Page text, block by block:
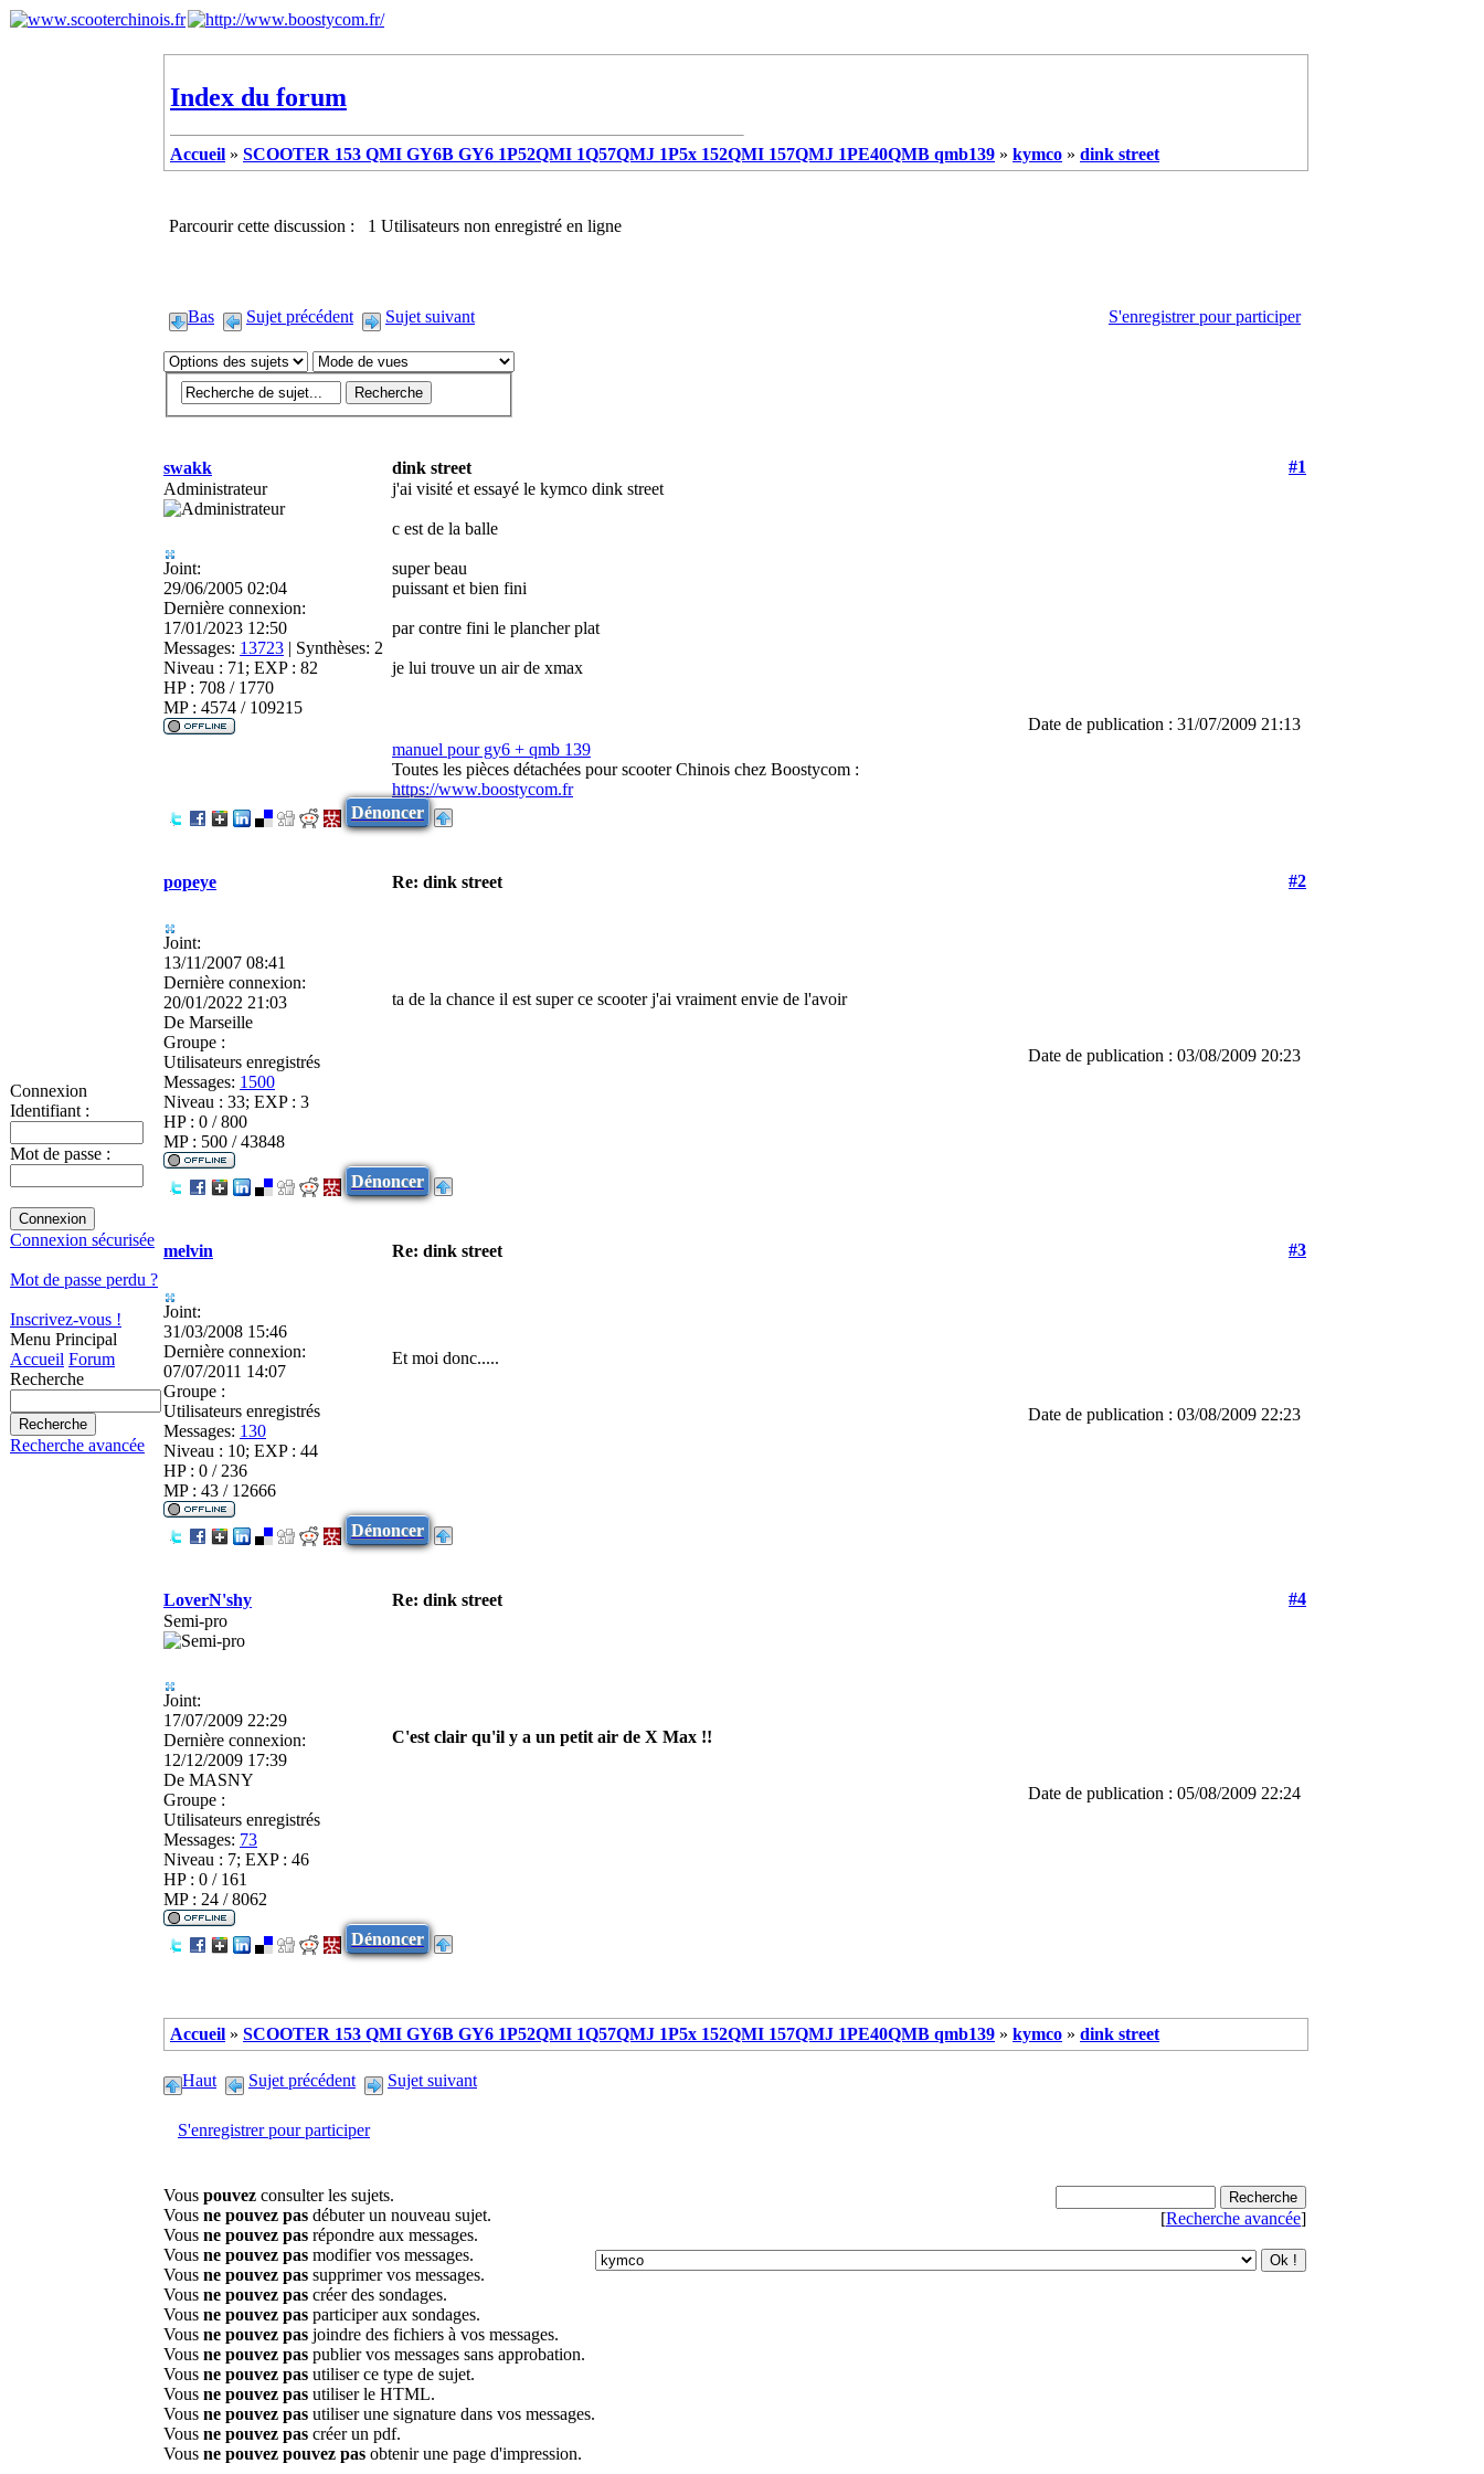
Connexion
Identifiant :
Mot de passe :
Connexion sécurisée
Mot de passe perdu ?
Inscrivez-vous !
Menu Principal
Accueil Forum
Recherche
Recherche avancée
Index du forum
Accueil » SCOOTER 153 QMI GY6B GY6 1P52QMI 1Q57QMJ 1P5x 152QMI 157QMJ 1PE40QMB qmb139 » kymco » dink street
Parcourir cette discussion : 1 Utilisateurs non enregistré en ligne
Bas Sujet précédent Sujet suivant S'enregistrer pour participer
swakk dink street
#1
Administrateur
Joint:
29/06/2005 02:04
Dernière connexion:
17/01/2023 12:50
Messages: 13723 | Synthèses: 2
Niveau : 71; EXP : 82
HP : 708 / 1770
MP : 4574 / 109215
j'ai visité et essayé le kymco dink street
c est de la balle
super beau
puissant et bien fini
par contre fini le plancher plat
je lui trouve un air de xmax
Date de publication : 31/07/2009 21:13
manuel pour gy6 + qmb 139
Toutes les pièces détachées pour scooter Chinois chez Boostycom :
https://www.boostycom.fr
Dénoncer
popeye Re: dink street #2
Joint:
13/11/2007 08:41
Dernière connexion:
20/01/2022 21:03
De Marseille
Groupe :
Utilisateurs enregistrés
Messages: 1500
Niveau : 33; EXP : 3
HP : 0 / 800
MP : 500 / 43848
ta de la chance il est super ce scooter j'ai vraiment envie de l'avoir
Date de publication : 03/08/2009 20:23
Dénoncer
melvin Re: dink street #3
Joint:
31/03/2008 15:46
Dernière connexion:
07/07/2011 14:07
Groupe :
Utilisateurs enregistrés
Messages: 130
Niveau : 10; EXP : 44
HP : 0 / 236
MP : 43 / 12666
Et moi donc.....
Date de publication : 03/08/2009 22:23
Dénoncer
LoverN'shy Re: dink street
#4
Semi-pro
Joint:
17/07/2009 22:29
Dernière connexion:
12/12/2009 17:39
De MASNY
Groupe :
Utilisateurs enregistrés
Messages: 73
Niveau : 7; EXP : 46
HP : 0 / 161
MP : 24 / 8062
C'est clair qu'il y a un petit air de X Max !!
Date de publication : 05/08/2009 22:24
Dénoncer
Accueil » SCOOTER 153 QMI GY6B GY6 1P52QMI 1Q57QMJ 1P5x 152QMI 157QMJ 1PE40QMB qmb139 » kymco » dink street
Haut Sujet précédent Sujet suivant
S'enregistrer pour participer
Vous pouvez consulter les sujets.
Vous ne pouvez pas débuter un nouveau sujet.
Vous ne pouvez pas répondre aux messages.
Vous ne pouvez pas modifier vos messages.
Vous ne pouvez pas supprimer vos messages.
Vous ne pouvez pas créer des sondages.
Vous ne pouvez pas participer aux sondages.
Vous ne pouvez pas joindre des fichiers à vos messages.
Vous ne pouvez pas publier vos messages sans approbation.
Vous ne pouvez pas utiliser ce type de sujet.
Vous ne pouvez pas utiliser le HTML.
Vous ne pouvez pas utiliser une signature dans vos messages.
Vous ne pouvez pas créer un pdf.
Vous ne pouvez pouvez pas obtenir une page d'impression.
[Recherche avancée]